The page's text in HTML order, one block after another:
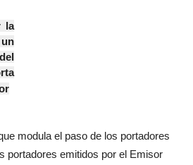
la
modula el paso de los portadores
portadores emitidos por el Emisor